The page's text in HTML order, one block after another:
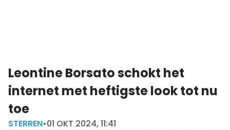
Leontine Borsato schokt het
internet met heftigste look tot nu
toe
STERREN•01 OKT 2024, 11:41